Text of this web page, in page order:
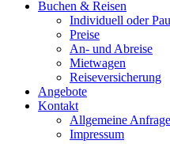
Buchen & Reisen
Individuell oder
Preise
An- und Abreise
Mietwagen
Reiseversicherung
Angebote
Kontakt
Allgemeine Anfrage
Impressum